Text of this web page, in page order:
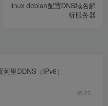
linux debian配置DNS域名解
析服务器
里DDNS（IPv6）
23